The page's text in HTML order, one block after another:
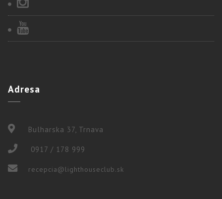
Adresa
Bulharska 37, Trnava
0917 / 178 999
recepcia@lighthouseclub.sk